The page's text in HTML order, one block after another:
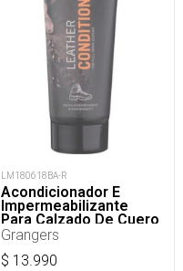
LM180618BA-R
Acondicionador E
Impermeabilizante
Para Calzado De Cuero
75 Ml
Grangers
$ 13.990